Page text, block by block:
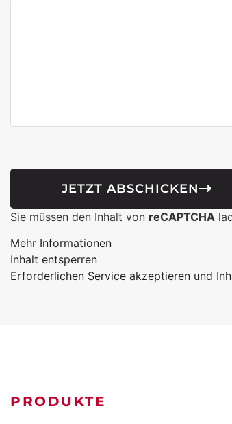
JETZT ABSCHICKEN
Sie müssen den Inhalt von reCAPTCHA
Mehr Informationen
Inhalt entsperren
Erforderlichen Service akzeptieren und
PRODUKTE